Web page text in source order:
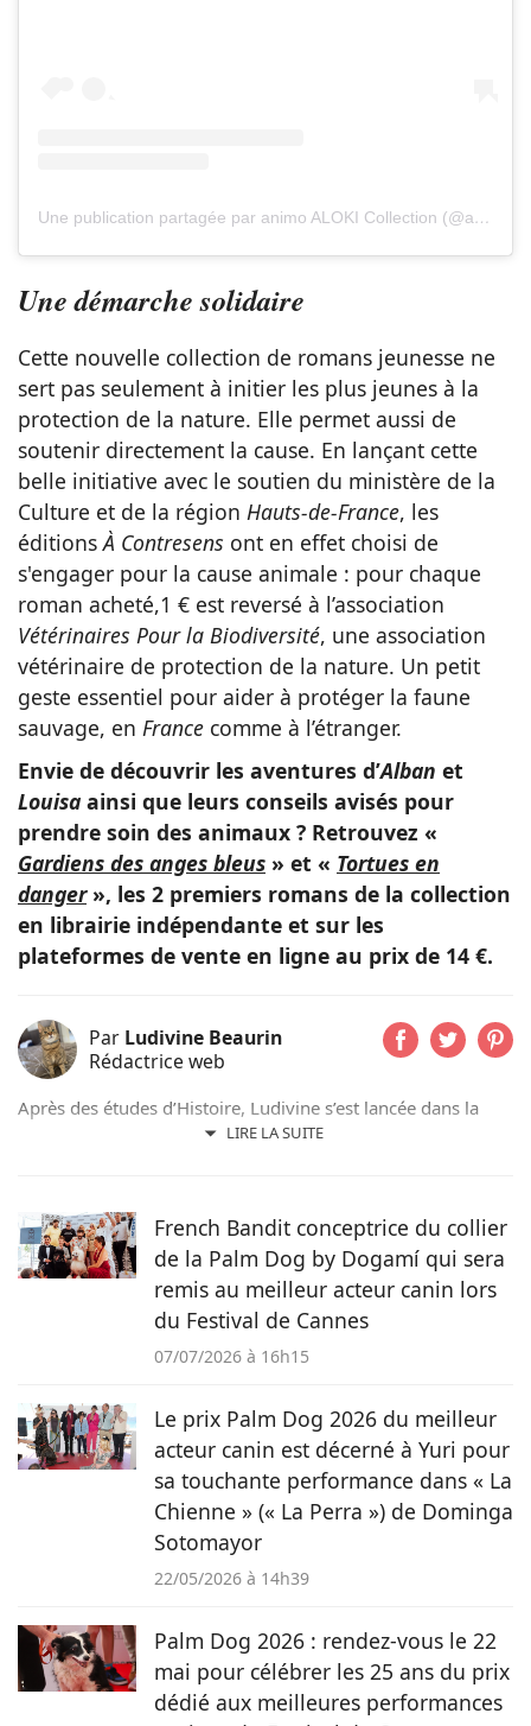
Une publication partagée par animo ALOKI Collection (@animoalokicollection)
Une démarche solidaire
Cette nouvelle collection de romans jeunesse ne
sert pas seulement à initier les plus jeunes à la
protection de la nature. Elle permet aussi de
soutenir directement la cause. En lançant cette
belle initiative avec le soutien du ministère de la
Culture et de la région Hauts-de-France, les
éditionsÀ Contresens ont en effet choisi de
s'engager pour la cause animale : pour chaque
roman acheté,1 € est reversé à l’association
Vétérinaires Pour la Biodiversité, une association
vétérinaire de protection de la nature. Un petit
geste essentiel pour aider à protéger la faune
sauvage, en France comme à l’étranger.
Envie de découvrir les aventures d’Alban et
Louisa ainsi que leurs conseils avisés pour
prendre soin des animaux ? Retrouvez «
Gardiens des anges bleus » et « Tortues en
danger», les 2 premiers romans de la collection
en librairie indépendante et sur les
plateformes de vente en ligne au prix de 14 €.
Par Ludivine Beaurin
Rédactrice web
LIRE LA SUITE
Après des études d’Histoire, Ludivine s’est lancée dans la
rédaction web. Aujourd’hui, c’est avec plaisir qu’elle met sa
French Bandit conceptrice du collier
de la Palm Dog by Dogamí qui sera
remis au meilleur acteur canin lors
du Festival de Cannes
07/07/2026 à 16h15
Le prix Palm Dog 2026 du meilleur
acteur canin est décerné à Yuri pour
sa touchante performance dans « La
Chienne » (« La Perra ») de Dominga
Sotomayor
22/05/2026 à 14h39
Palm Dog 2026 : rendez-vous le 22
mai pour célébrer les 25 ans du prix
dédié aux meilleures performances